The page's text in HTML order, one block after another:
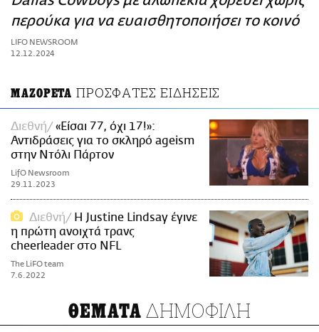
ΑΜΠΑ
PRINT
περούκα για να ευαισθητοποιήσει το κοινό
LIFO NEWSROOM
12.12.2024
ΜΑΖΟΡΕΤΑ ΠΡΟΣΦΑΤΕΣ ΕΙΔΗΣΕΙΣ
Διεθνή
«Είσαι 77, όχι 17!»:
Αντιδράσεις για το σκληρό ageism
στην Ντόλι Πάρτον
LifO Newsroom
29.11.2023
Διεθνή
H Justine Lindsay έγινε
η πρώτη ανοιχτά τρανς
cheerleader στο NFL
The LiFO team
7.6.2022
ΘΕΜΑΤΑ ΔΗΜΟΦΙΛΗ